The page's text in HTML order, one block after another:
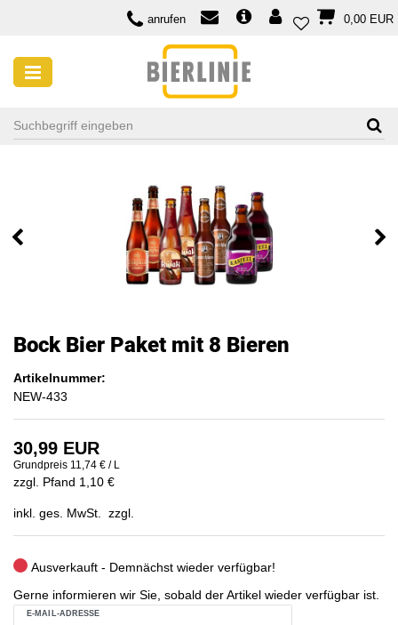
anrufen 0,00 EUR
Bock Bier Paket mit 8 Bieren
Artikelnummer:
NEW-433
30,99 EUR
Grundpreis 11,74 € / L
zzgl. Pfand 1,10 €
inkl. ges. MwSt. zzgl.
Ausverkauft - Demnächst wieder verfügbar!
Gerne informieren wir Sie, sobald der Artikel wieder verfügbar ist.
E-MAIL-ADRESSE